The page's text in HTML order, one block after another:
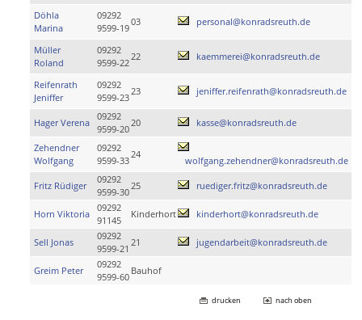
Döhla
Marina
09292
9599-19
03 personal@konradsreuth.de
Müller
Roland
09292
9599-22
22 kaemmerei@konradsreuth.de
Reifenrath
Jeniffer
09292
9599-23
23 jeniffer.reifenrath@konradsreuth.de
Hager Verena
09292
9599-20
20 kasse@konradsreuth.de
Zehendner
Wolfgang
09292
9599-33
24
wolfgang.zehendner@konradsreuth.de
Fritz Rüdiger
09292
9599-30
25 ruediger.fritz@konradsreuth.de
Horn Viktoria
09292
91145
Kinderhort kinderhort@konradsreuth.de
Sell Jonas
09292
9599-21
21 jugendarbeit@konradsreuth.de
Greim Peter
09292
9599-60
Bauhof
drucken nach oben